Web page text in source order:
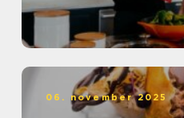
06. november 2025